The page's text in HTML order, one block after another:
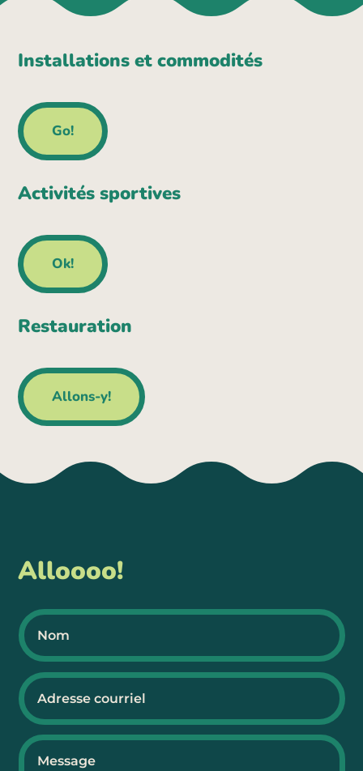
Installations et commodités
Go!
Activités sportives
Ok!
Restauration
Allons-y!
Alloooo!